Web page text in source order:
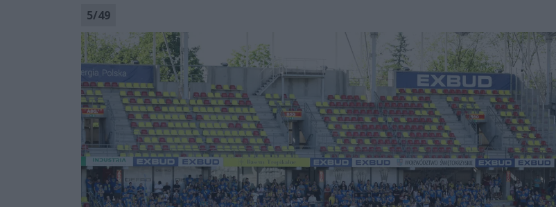
5/49